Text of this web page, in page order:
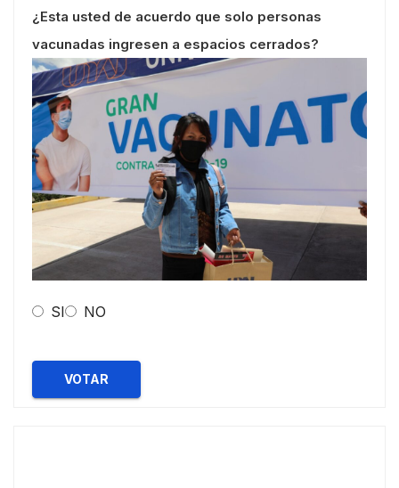
¿Esta usted de acuerdo que solo personas
vacunadas ingresen a espacios cerrados?
SI NO
VOTAR